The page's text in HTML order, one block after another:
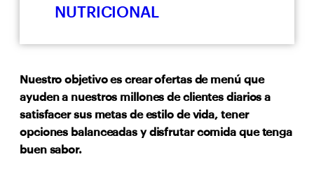
NUTRICIONAL
Nuestro objetivo es crear ofertas de menú que
ayuden a nuestros millones de clientes diarios a
satisfacer sus metas de estilo de vida, tener
opciones balanceadas y disfrutar comida que tenga
buen sabor.